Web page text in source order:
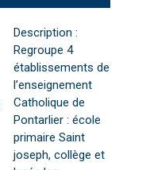
Description :
Regroupe 4
établissements de
l’enseignement
Catholique de
Pontarlier : école
primaire Saint
joseph, collège et